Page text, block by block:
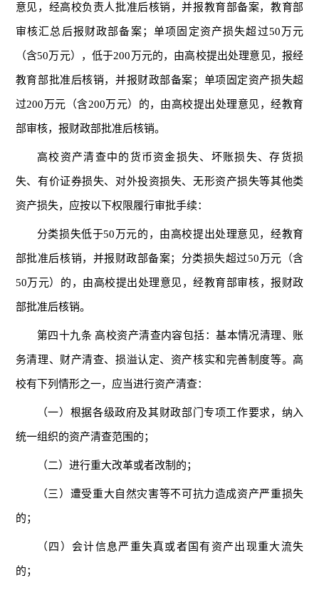
意见，经高校负责人批准后核销，并报教育部备案，教育部
审核汇总后报财政部备案；单项固定资产损失超过50万元
（含50万元），低于200万元的，由高校提出处理意见，报经
教育部批准后核销，并报财政部备案；单项固定资产损失超
过200万元（含200万元）的，由高校提出处理意见，经教育
部审核，报财政部批准后核销。
高校资产清查中的货币资金损失、坏账损失、存货损
失、有价证券损失、对外投资损失、无形资产损失等其他类
资产损失，应按以下权限履行审批手续：
分类损失低于50万元的，由高校提出处理意见，经教育
部批准后核销，并报财政部备案；分类损失超过50万元（含
50万元）的，由高校提出处理意见，经教育部审核，报财政
部批准后核销。
第四十九条 高校资产清查内容包括：基本情况清理、账
务清理、财产清查、损溢认定、资产核实和完善制度等。高
校有下列情形之一，应当进行资产清查：
（一）根据各级政府及其财政部门专项工作要求，纳入
统一组织的资产清查范围的；
（二）进行重大改革或者改制的；
（三）遭受重大自然灾害等不可抗力造成资产严重损失
的；
（四）会计信息严重失真或者国有资产出现重大流失
的；